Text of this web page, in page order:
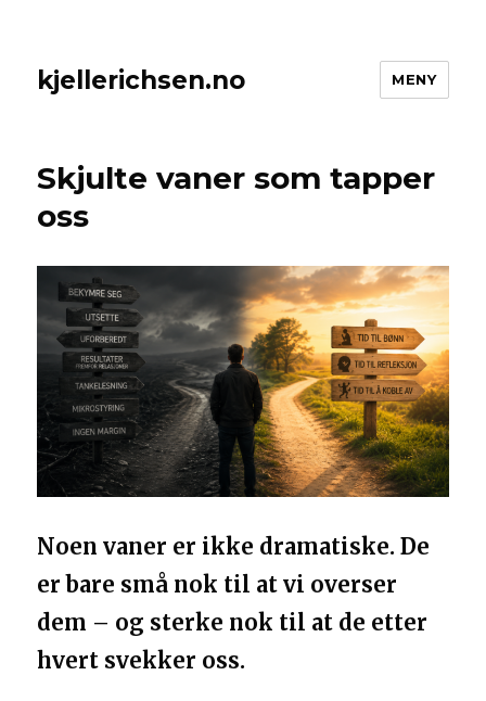
kjellerichsen.no MENY
Skjulte vaner som tapper
oss
Noen vaner er ikke dramatiske. De
er bare små nok til at vi overser
dem – og sterke nok til at de etter
hvert svekker oss.